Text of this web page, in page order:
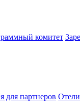
комитет
для партнеров